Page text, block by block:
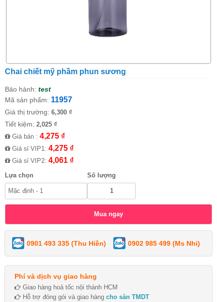
Chai chiết mỹ phầm phun sương
Bảo hành: test
Mã sản phẩm: 11957
Giá thị trường: 6,300 ₫
Tiết kiệm: 2,025 ₫
Giá bán : 4,275 ₫
Giá sỉ VIP1: 4,275 ₫
Giá sỉ VIP2: 4,061 ₫
Lựa chọn Số lượng
0901 493 335 (Thu Hiền) 0902 985 499 (Ms Nhi)
Phí và dịch vụ giao hàng
Giao hàng hoả tốc nội thành HCM
Hỗ trợ đóng gói và giao hàng cho sàn TMDT